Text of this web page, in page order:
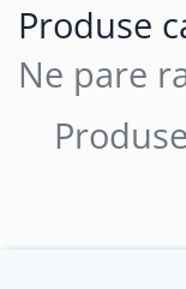
Furci utilaje
Ulei JCB
Ulei motor JCB
Ulei transmisie JCB
Produse
Ne pare